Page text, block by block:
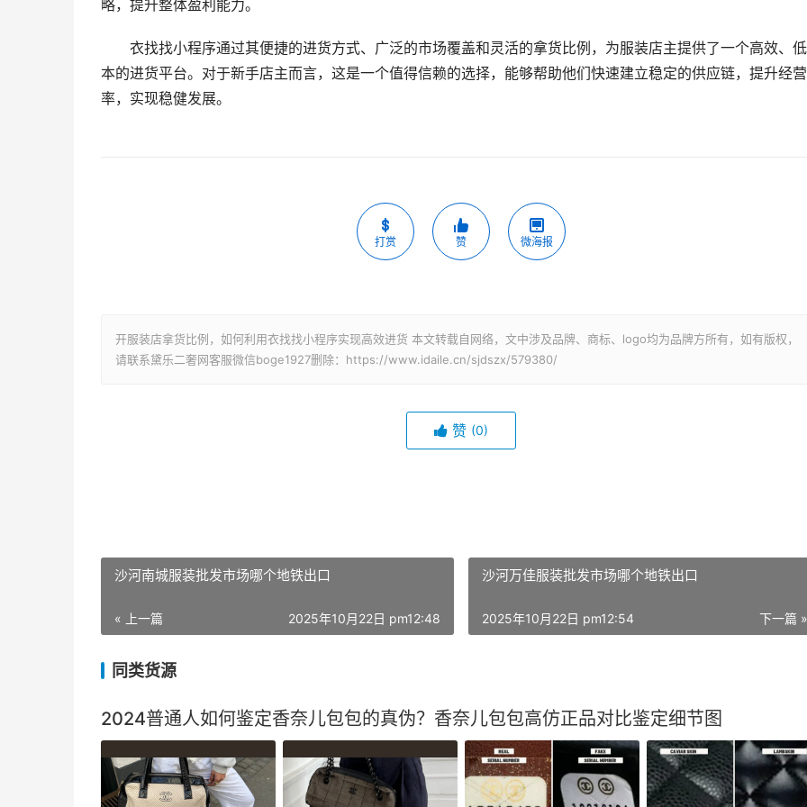
略，提升整体盈利能力。
衣找找小程序通过其便捷的进货方式、广泛的市场覆盖和灵活的拿货比例，为服装店主提供了一个高效、
本的进货平台。对于新手店主而言，这是一个值得信赖的选择，能够帮助他们快速建立稳定的供应链，提升经
率，实现稳健发展。
打赏 赞 微海报
开服装店拿货比例，如何利用衣找找小程序实现高效进货 本文转载自网络，文中涉及品牌、商标、logo均为品牌方所有，如有版权，
请联系黛乐二奢网客服微信boge1927删除：https://www.idaile.cn/sjdszx/579380/
赞 (0)
沙河南城服装批发市场哪个地铁出口
« 上一篇 2025年10月22日 pm12:48
沙河万佳服装批发市场哪个地铁出口
下一篇 »
2025年10月22日 pm12:54
同类货源
2024普通人如何鉴定香奈儿包包的真伪？香奈儿包包高仿正品对比鉴定细节图